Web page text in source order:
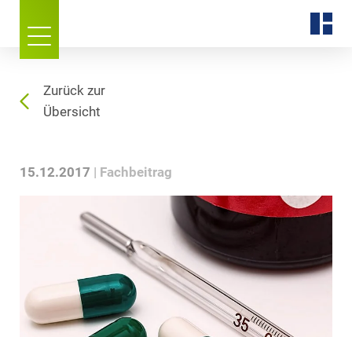
Zurück zur
Übersicht
15.12.2017 Fachbeitrag